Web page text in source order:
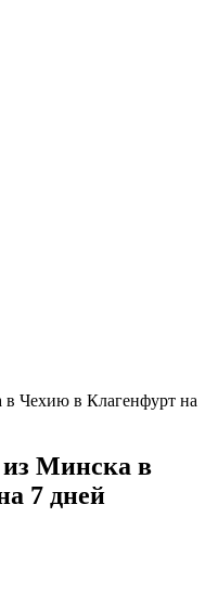
Минска в
7 дней